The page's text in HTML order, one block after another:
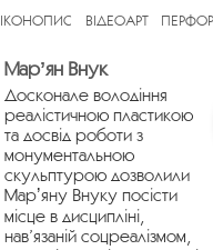
ІКОНОПИС ВІДЕОАРТ
Марʼян Внук
Досконале володіння
реалістичною пластикою
та досвід роботи з
монументальною
скульптурою дозволили
Марʼяну Внуку посісти
місце в дисципліні,
нав’язаній соцреалізмом,